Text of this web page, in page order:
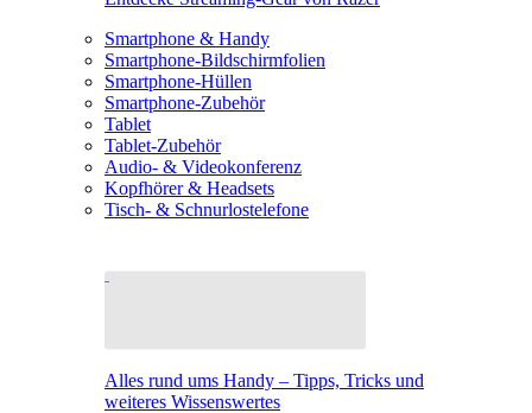
Smartphone & Handy
Smartphone-Bildschirmfolien
Smartphone-Hüllen
Smartphone-Zubehör
Tablet
Tablet-Zubehör
Audio- & Videokonferenz
Kopfhörer & Headsets
Tisch- & Schnurlostelefone
Alles rund ums Handy – Tipps, Tricks und
weiteres Wissenswertes